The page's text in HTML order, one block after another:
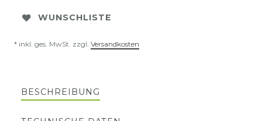
WUNSCHLISTE
* inkl. ges. MwSt. zzgl. Versandkosten
BESCHREIBUNG